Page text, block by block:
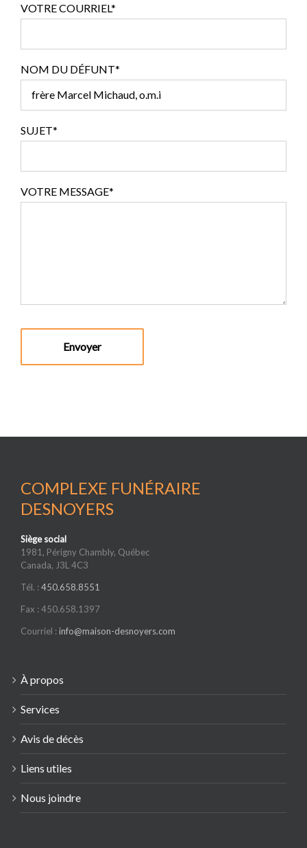
VOTRE COURRIEL*
NOM DU DÉFUNT*
SUJET*
VOTRE MESSAGE*
COMPLEXE FUNÉRAIRE
DESNOYERS
Siège social
1981, Périgny Chambly, Québec
Canada, J3L 4C3
Tél. :450.658.8551
Fax : 450.658.1397
Courriel :info@maison-desnoyers.com
À propos
Services
Avis de décès
Liens utiles
Nous joindre